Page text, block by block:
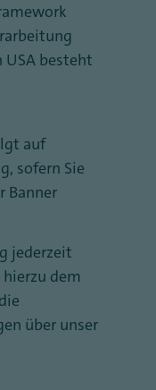
USA besteht
auf
sofern Sie
Banner
jederzeit
dem
über unser